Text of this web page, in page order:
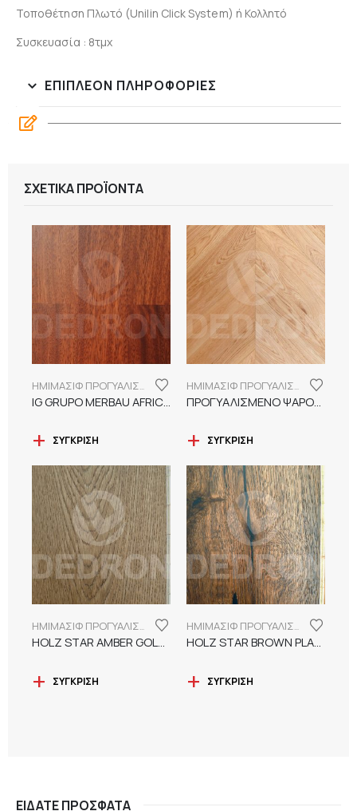
Τοποθέτηση Πλωτό (Unilin Click System) ή Κολλητό
Συσκευασία : 8τμχ
ΕΠΙΠΛΈΟΝ ΠΛΗΡΟΦΟΡΊΕΣ
ΣΧΕΤΙΚΆ ΠΡΟΪΌΝΤΑ
ΗΜΙΜΑΣΙΦ ΠΡΟΓΥΑΛΙΣΜΕΝΑ ΔΑΠΕΔΑ
IG GRUPO MERBAU AFRICAN 3-STRIP
ΣΎΓΚΡΙΣΗ
ΗΜΙΜΑΣΙΦ ΠΡΟΓΥΑΛΙΣΜΕΝΑ ΔΑΠΕΔΑ
ΠΡΟΓΥΑΛΙΣΜΕΝΟ ΨΑΡΟΚΟΚΚΑΛΟ ΔΡΥΣ ΦΥΣΙΚΟ
ΣΎΓΚΡΙΣΗ
ΗΜΙΜΑΣΙΦ ΠΡΟΓΥΑΛΙΣΜΕΝΑ ΔΑΠΕΔΑ
HOLZ STAR AMBER GOLD PLANK ΠΡΟΓΥΑΛΙΣΜΕΝΟ ΗΜΙΜΑΣΙΦ
ΣΎΓΚΡΙΣΗ
ΗΜΙΜΑΣΙΦ ΠΡΟΓΥΑΛΙΣΜΕΝΑ ΔΑΠΕΔΑ
HOLZ STAR BROWN PLANK ΠΡΟΓΥΑΛΙΣΜΕΝΟ ΗΜΙΜΑΣΙΦ
ΣΎΓΚΡΙΣΗ
ΕΊΔΑΤΕ ΠΡΌΣΦΑΤΑ